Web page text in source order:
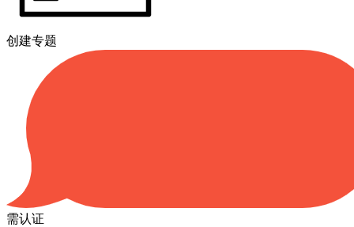
创建专题
需认证